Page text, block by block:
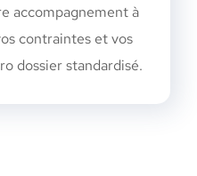
accompagnement à
contraintes et vos
dossier standardisé.